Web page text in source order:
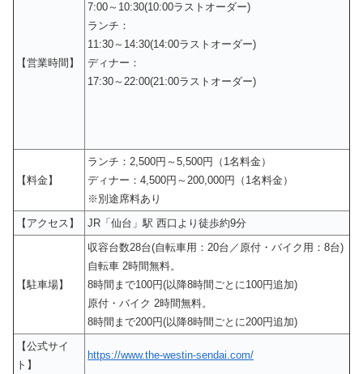
【営業時間】
7:00～10:30(10:00ラストオーダー)
ランチ：
11:30～14:30(14:00ラストオーダー)
ディナー：
17:30～22:00(21:00ラストオーダー)
【料金】
ランチ：2,500円～5,500円（1名料金）
ディナー：4,500円～200,000円（1名料金）
※別途席料あり
【アクセス】
JR「仙台」駅 西口より徒歩約9分
【駐車場】
収容台数28台(自転車用：20台／原付・バイク用：8台)
自転車 2時間無料。
8時間まで100円(以降8時間ごとに100円追加)
原付・バイク 2時間無料。
8時間まで200円(以降8時間ごとに200円追加)
【公式サイ
ト】
https://www.the-westin-sendai.com/